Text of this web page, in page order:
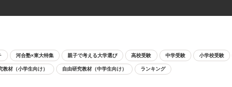
河合塾×東大特集 親子で考える大学選び 高校受験 中学受験 小学校受験
教材（小学生向け） 自由研究教材（中学生向け） ランキング